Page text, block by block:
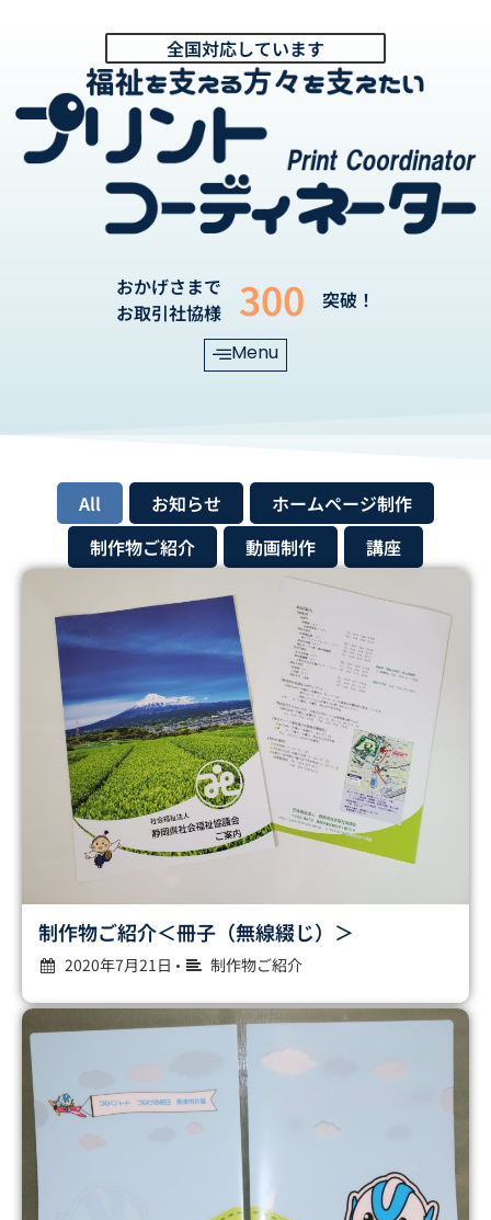
全国対応しています
おかげさまで
お取引社協様 300 突破！
Menu
All お知らせ
ホームページ制作
制作物ご紹介
動画制作 講座
制作物ご紹介＜冊子（無線綴じ）＞
2020年7月21日 • 制作物ご紹介